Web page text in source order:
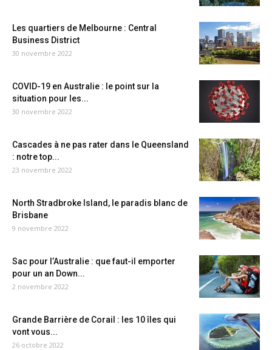
Les quartiers de Melbourne : Central
Business District
30 novembre 2022
COVID-19 en Australie : le point sur la
situation pour les...
30 novembre 2022
Cascades à ne pas rater dans le Queensland
: notre top...
23 novembre 2022
North Stradbroke Island, le paradis blanc de
Brisbane
9 novembre 2022
Sac pour l’Australie : que faut-il emporter
pour un an Down...
2 novembre 2022
Grande Barrière de Corail : les 10 îles qui
vont vous...
26 octobre 2022